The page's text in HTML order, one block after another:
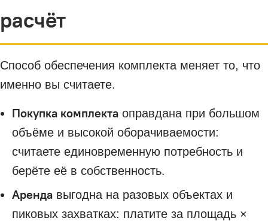
расчёт
Способ обеспечения комплекта меняет то, что
именно вы считаете.
Покупка комплекта оправдана при большом
объёме и высокой оборачиваемости:
считаете единовременную потребность и
берёте её в собственность.
Аренда выгодна на разовых объектах и
пиковых захватках: платите за площадь ×